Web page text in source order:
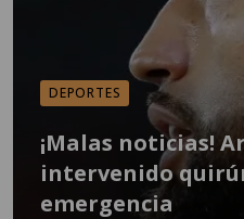
DEPORTES
¡Malas noticias!
intervenido
emergencia